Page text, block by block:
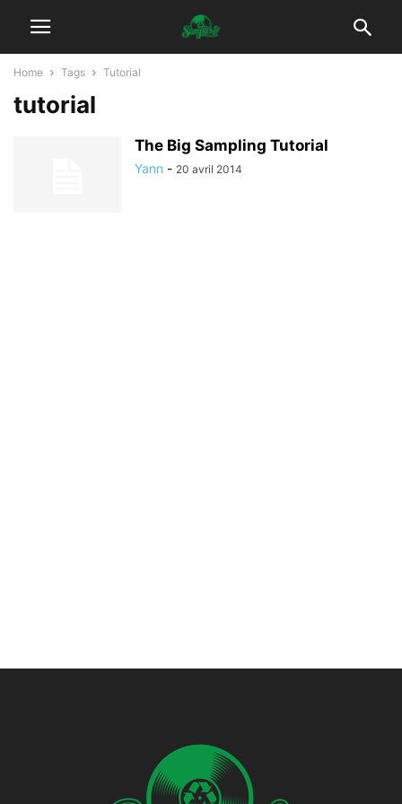
Home Tags Tutorial
tutorial
The Big Sampling Tutorial
Yann - 20 avril 2014